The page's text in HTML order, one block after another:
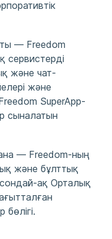
— Freedom
сервистерді
және чат-
және
SuperApp-
сыналатын
— Freedom-ның
және бұлттық
ақ Орталық